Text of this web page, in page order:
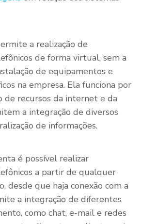
a realização de
de forma virtual, sem a
de equipamentos e
na empresa. Ela funciona por
de recursos da internet e da
a integração de diversos
de informações.
é possível realizar
a partir de qualquer
desde que haja conexão com a
a integração de diferentes
como chat, e-mail e redes